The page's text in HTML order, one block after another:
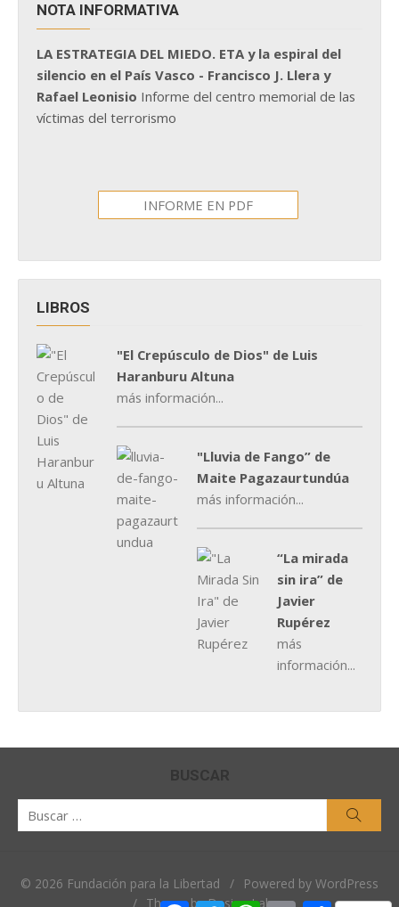
NOTA INFORMATIVA
LA ESTRATEGIA DEL MIEDO. ETA y la espiral del
silencio en el País Vasco - Francisco J. Llera y
Rafael Leonisio Informe del centro memorial de las
víctimas del terrorismo
INFORME EN PDF
LIBROS
"El Crepúsculo de Dios" de Luis
Haranburu Altuna
más información...
"Lluvia de Fango” de
Maite Pagazaurtundúa
más información...
“La mirada
sin ira” de
Javier
Rupérez
más
información...
BUSCAR
© 2026 Fundación para la Libertad /
Powered by WordPress
/ Theme by Design Lab